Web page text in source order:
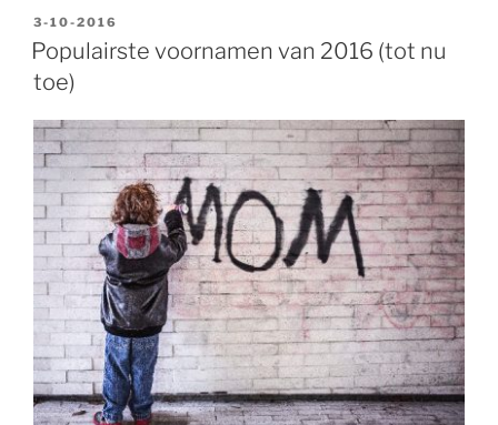
GEPLAATST
OP
3-10-2016
Populairste voornamen van 2016 (tot nu
toe)